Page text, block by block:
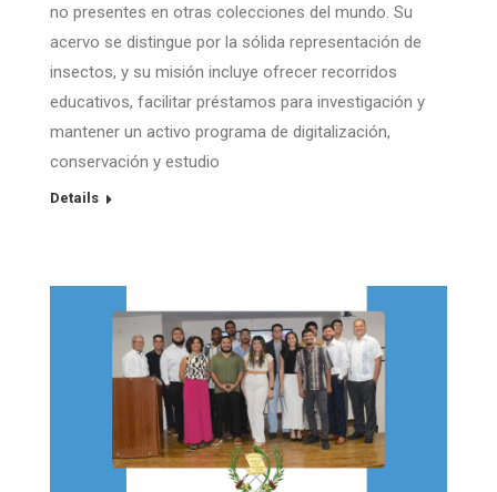
no presentes en otras colecciones del mundo. Su
acervo se distingue por la sólida representación de
insectos, y su misión incluye ofrecer recorridos
educativos, facilitar préstamos para investigación y
mantener un activo programa de digitalización,
conservación y estudio
Details